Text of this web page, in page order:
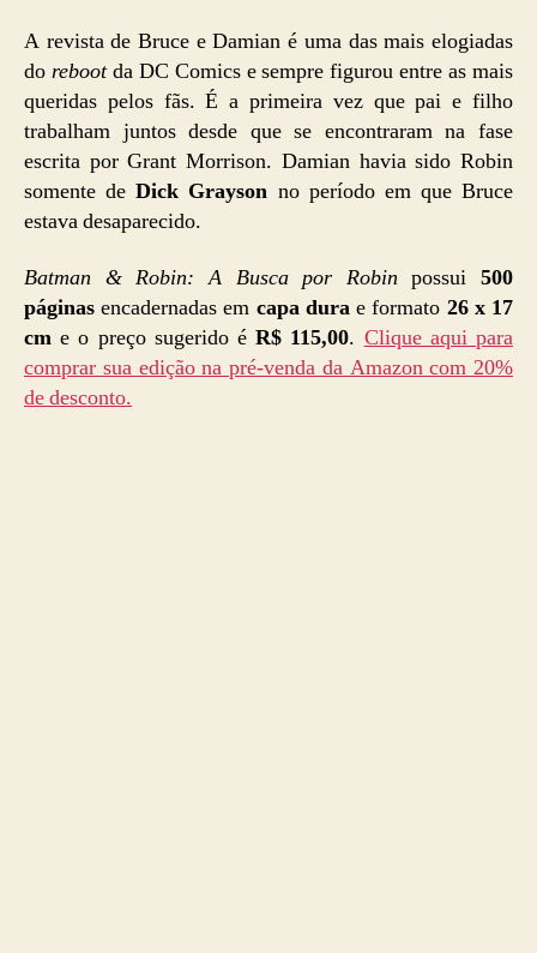
A revista de Bruce e Damian é uma das mais elogiadas
do rebootda DC Comics e sempre figurou entre as mais
queridas pelos fãs. É a primeira vez que pai e filho
trabalham juntos desde que se encontraram na fase
escrita por Grant Morrison. Damian havia sido Robin
somente deDick Grayson no período em que Bruce
estava desaparecido.
Batman & Robin: A Busca por Robin possui 500
páginas encadernadas em capa durae formato 26 x 17
cm e o preço sugerido éR$ 115,00. Clique aqui para
comprar sua edição na pré-venda da Amazon com 20%
de desconto.